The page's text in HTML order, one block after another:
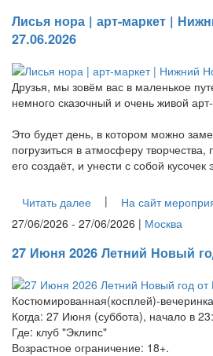
Лисья нора | арт-маркет |
27.06.2026
Друзья, мы зовём вас в маленькое
немного сказочный и очень живой
Это будет день, в котором можно
погрузиться в атмосферу творчества,
его создаёт, и унести с собой кусочек
Читать далее |
На сайт
27/06/2026 - 27/06/2026 | Москва
27 Июня 2026 Летний Новый
Костюмированная(косплей)‑вечеринка
Когда: 27 Июня (суббота), начало в
Где: клуб "Эклипс"
Возрастное ограничение: 18+.